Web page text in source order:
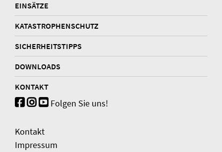
EINSÄTZE
KATASTROPHENSCHUTZ
SICHERHEITSTIPPS
DOWNLOADS
KONTAKT
Folgen Sie uns!
Kontakt
Impressum